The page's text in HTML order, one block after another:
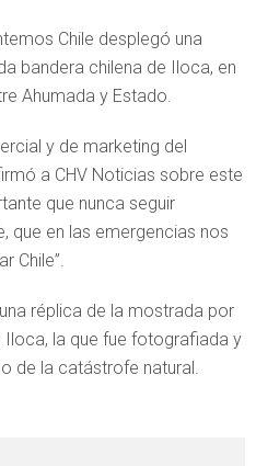
Chile desplegó una
bandera chilena de Iloca, en
Ahumada y Estado.
y de marketing del
a CHV Noticias sobre este
que nunca seguir
que en las emergencias nos
Chile”.
réplica de la mostrada por
Iloca, la que fue fotografiada y
de la catástrofe natural.